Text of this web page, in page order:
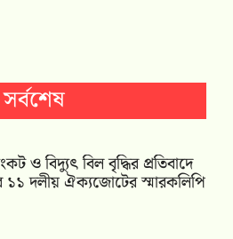
সর্বশেষ
ও বিদ্যুৎ বিল বৃদ্ধির প্রতিবাদে
১১ দলীয় ঐক্যজোটের স্মারকলিপি